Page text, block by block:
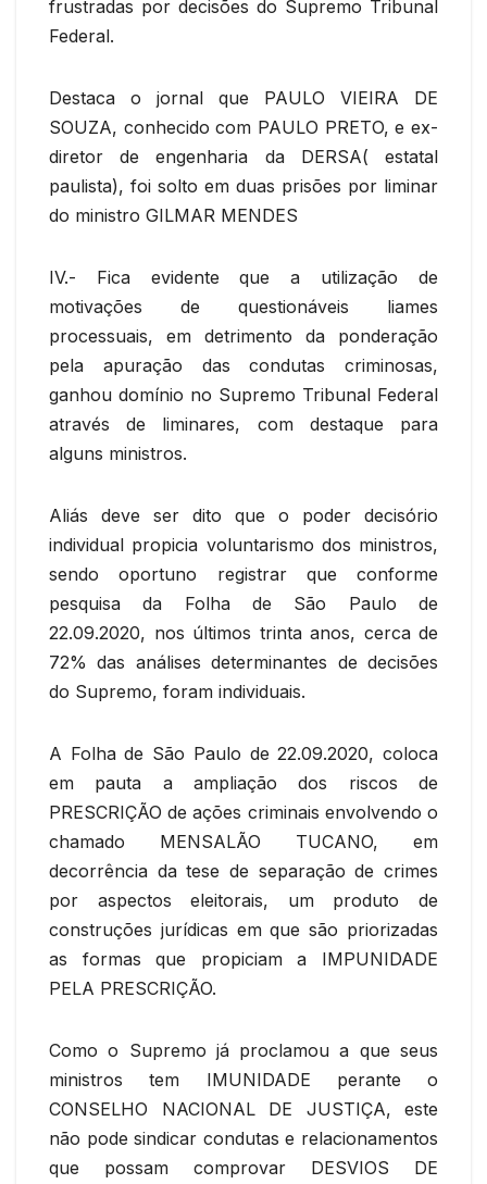
frustradas por decisões do Supremo Tribunal
Federal.
Destaca o jornal que PAULO VIEIRA DE
SOUZA, conhecido com PAULO PRETO, e ex-
diretor de engenharia da DERSA( estatal
paulista), foi solto em duas prisões por liminar
do ministro GILMAR MENDES
IV.- Fica evidente que a utilização de
motivações de questionáveis liames
processuais, em detrimento da ponderação
pela apuração das condutas criminosas,
ganhou domínio no Supremo Tribunal Federal
através de liminares, com destaque para
alguns ministros.
Aliás deve ser dito que o poder decisório
individual propicia voluntarismo dos ministros,
sendo oportuno registrar que conforme
pesquisa da Folha de São Paulo de
22.09.2020, nos últimos trinta anos, cerca de
72% das análises determinantes de decisões
do Supremo, foram individuais.
A Folha de São Paulo de 22.09.2020, coloca
em pauta a ampliação dos riscos de
PRESCRIÇÃO de ações criminais envolvendo o
chamado MENSALÃO TUCANO, em
decorrência da tese de separação de crimes
por aspectos eleitorais, um produto de
construções jurídicas em que são priorizadas
as formas que propiciam a IMPUNIDADE
PELA PRESCRIÇÃO.
Como o Supremo já proclamou a que seus
ministros tem IMUNIDADE perante o
CONSELHO NACIONAL DE JUSTIÇA, este
não pode sindicar condutas e relacionamentos
que possam comprovar DESVIOS DE